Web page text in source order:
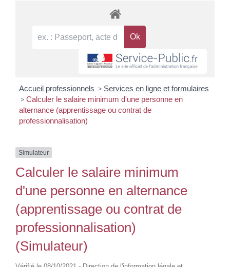
Accueil professionnels > Services en ligne et formulaires
> Calculer le salaire minimum d'une personne en
alternance (apprentissage ou contrat de
professionnalisation)
Simulateur
Calculer le salaire minimum
d'une personne en alternance
(apprentissage ou contrat de
professionnalisation)
(Simulateur)